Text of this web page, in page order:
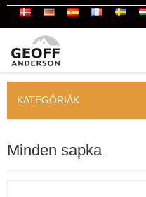
KATEGÓRIÁK
Minden sapka